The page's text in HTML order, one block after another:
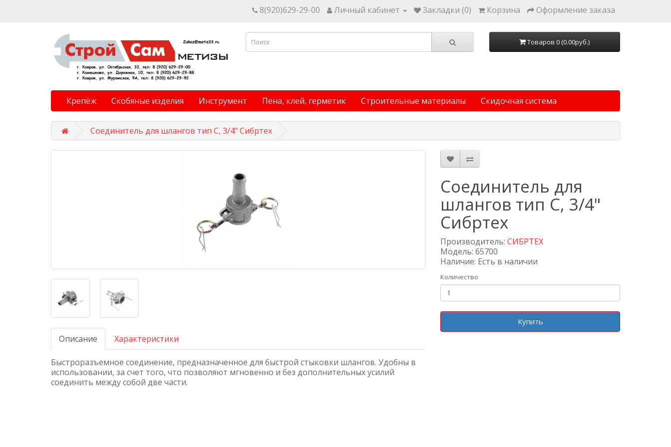
8(920)629-29-00 Личный кабинет Закладки (0) Корзина Оформление заказа
Товаров 0 (0.00руб.)
Крепёж Скобяные изделия Инструмент Пена, клей, герметик Строительные материалы Скидочная система
Соединитель для шлангов тип C, 3/4" Сибртех
Описание Характеристики
Быстроразъемное соединение, предназначенное для быстрой стыковки шлангов. Удобны в
использовании, за счет того, что позволяют мгновенно и без дополнительных усилий
соединить между собой две части.
Соединитель для
шлангов тип C, 3/4"
Сибртех
Производитель: СИБРТЕХ
Модель: 65700
Наличие: Есть в наличии
Количество
Купить